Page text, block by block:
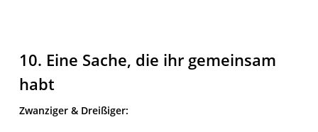
10. Eine Sache, die ihr gemeinsam
habt
Zwanziger & Dreißiger: